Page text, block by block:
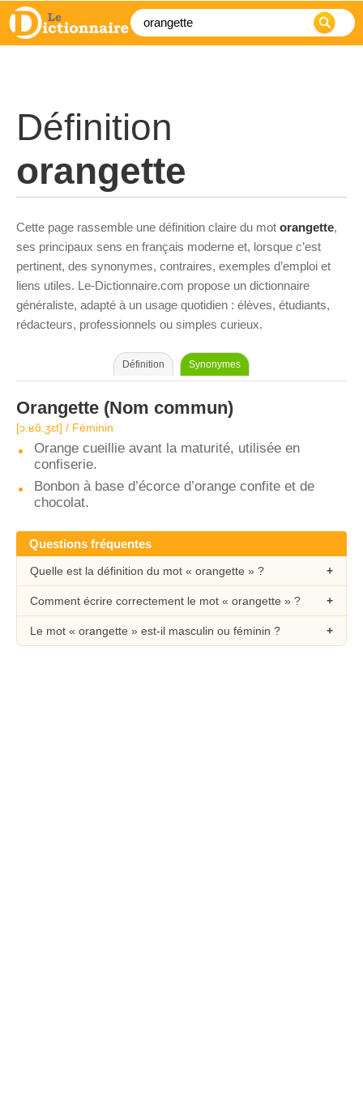
Définition
orangette
Cette page rassemble une définition claire du mot orangette,
ses principaux sens en français moderne et, lorsque c’est
pertinent, des synonymes, contraires, exemples d’emploi et
liens utiles. Le-Dictionnaire.com propose un dictionnaire
généraliste, adapté à un usage quotidien : élèves, étudiants,
rédacteurs, professionnels ou simples curieux.
Définition Synonymes
Orangette (Nom commun)
[ɔ.ʁɑ̃.ʒɛt] / Féminin
Orange cueillie avant la maturité, utilisée en
confiserie.
Bonbon à base d’écorce d’orange confite et de
chocolat.
Questions fréquentes
Quelle est la définition du mot « orangette » ?
Comment écrire correctement le mot « orangette » ?
Le mot « orangette » est-il masculin ou féminin ?